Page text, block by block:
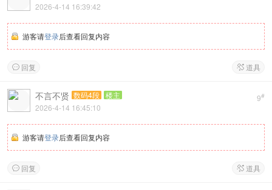
2026-4-14 16:39:42
游客请登录后查看回复内容
 回复  道具
9#
不言不贤 数码4段 楼主
2026-4-14 16:45:10
游客请登录后查看回复内容
 回复  道具